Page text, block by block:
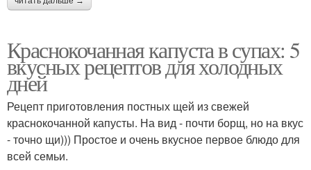
Краснокочанная капуста в супах: 5
вкусных рецептов для холодных
дней
Рецепт приготовления постных щей из свежей
краснокочанной капусты. На вид - почти борщ, но на вкус
- точно щи))) Простое и очень вкусное первое блюдо для
всей семьи.